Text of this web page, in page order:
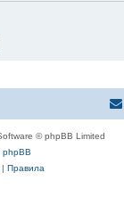
© phpBB Limited
phpBB
Правила